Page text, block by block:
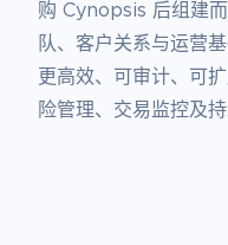
购 Cynopsis 后组建
队、客户关系与运营
更高效、可审计、可
险管理、交易监控及